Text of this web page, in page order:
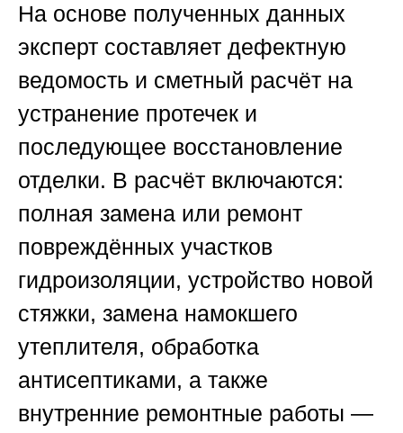
На основе полученных данных
эксперт составляет дефектную
ведомость и сметный расчёт на
устранение протечек и
последующее восстановление
отделки. В расчёт включаются:
полная замена или ремонт
повреждённых участков
гидроизоляции, устройство новой
стяжки, замена намокшего
утеплителя, обработка
антисептиками, а также
внутренние ремонтные работы —